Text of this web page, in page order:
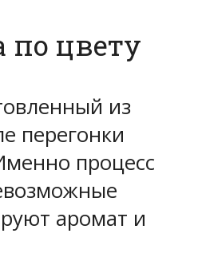
по цвету
из
перегонки
процесс
аромат и